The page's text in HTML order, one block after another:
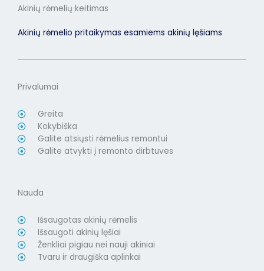
Akinių rėmelių keitimas
Akinių rėmelio pritaikymas esamiems akinių lęšiams
Privalumai
Greita
Kokybiška
Galite atsiųsti rėmelius remontui
Galite atvykti į remonto dirbtuves
Nauda
Išsaugotas akinių rėmelis
Išsaugoti akinių lęšiai
Ženkliai pigiau nei nauji akiniai
Tvaru ir draugiška aplinkai